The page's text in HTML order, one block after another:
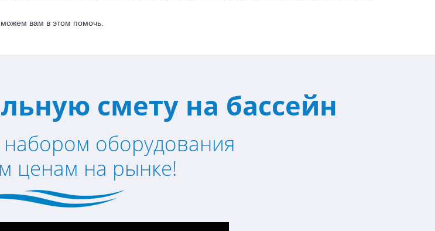
вам в этом помочь.
смету на бассейн
оборудования
ценам на рынке!